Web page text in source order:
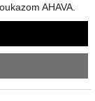
AHAVA.